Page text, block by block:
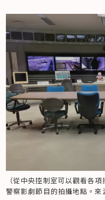
（從中央控制室可以觀看各
警察影劇節目的拍攝地點。來